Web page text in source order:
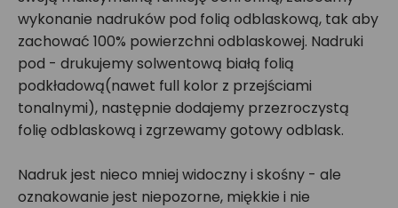
wykonanie nadruków pod folią odblaskową, tak aby
zachować 100% powierzchni odblaskowej. Nadruki
pod - drukujemy solwentową białą folią
podkładową(nawet full kolor z przejściami
tonalnymi), następnie dodajemy przezroczystą
folię odblaskową i zgrzewamy gotowy odblask.
Nadruk jest nieco mniej widoczny i skośny - ale
oznakowanie jest niepozorne, miękkie i nie